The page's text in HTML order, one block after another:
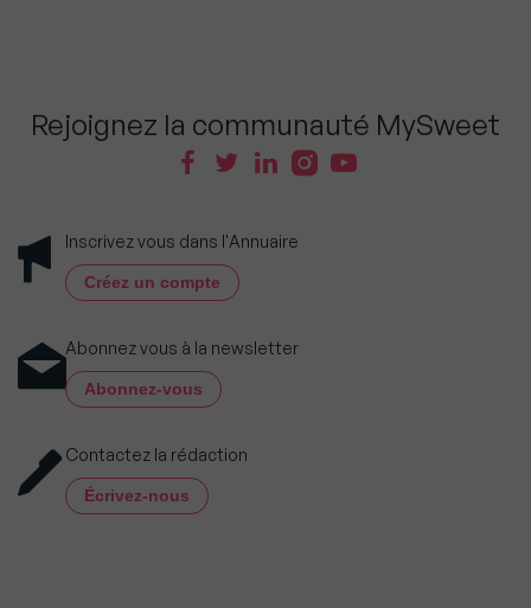
Rejoignez la communauté MySweet
Inscrivez vous dans l'Annuaire
Créez un compte
Abonnez vous à la newsletter
Abonnez-vous
Contactez la rédaction
Écrivez-nous